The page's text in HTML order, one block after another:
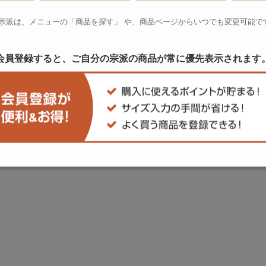
派は、メニューの「商品を探す」 や、 商品ページからいつでも変更可能で
員登録すると、ご自分の宗派の商品が常に優先表示されます